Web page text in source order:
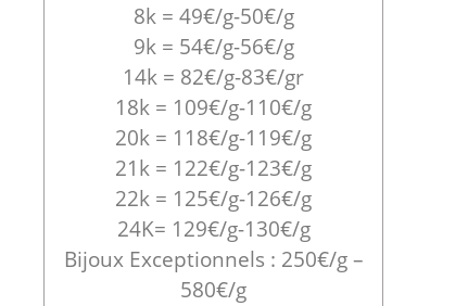
8k = 49€/g-50€/g
9k = 54€/g-56€/g
14k = 82€/g-83€/gr
18k = 109€/g-110€/g
20k = 118€/g-119€/g
21k = 122€/g-123€/g
22k = 125€/g-126€/g
24K= 129€/g-130€/g
Bijoux Exceptionnels : 250€/g –
580€/g